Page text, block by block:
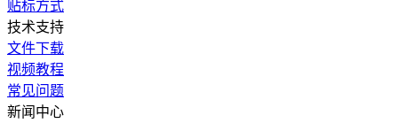
贴标方式
技术支持
文件下载
视频教程
常见问题
新闻中心